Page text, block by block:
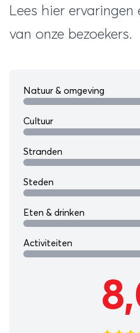
Lees hier ervaringen
van onze bezoekers.
Natuur & omgeving
Cultuur
Stranden
Steden
Eten & drinken
Activiteiten